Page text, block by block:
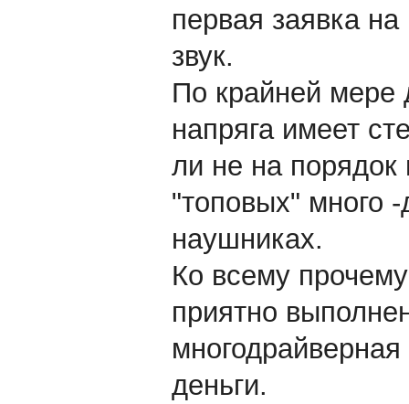
первая заявка
звук.
По крайней мере
напряга имеет
ли не на
"топовых" много
наушниках.
Ко всему
приятно
деньги.